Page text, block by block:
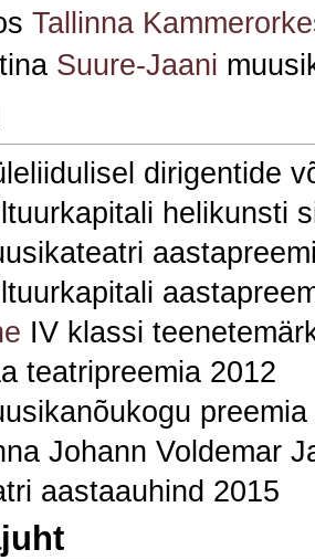
Tallinna
Suure-Jaani
dirigentide
helikunsti
IV klassi
teatripreemia 2012
Johann Voldemar
aastaauhind 2015